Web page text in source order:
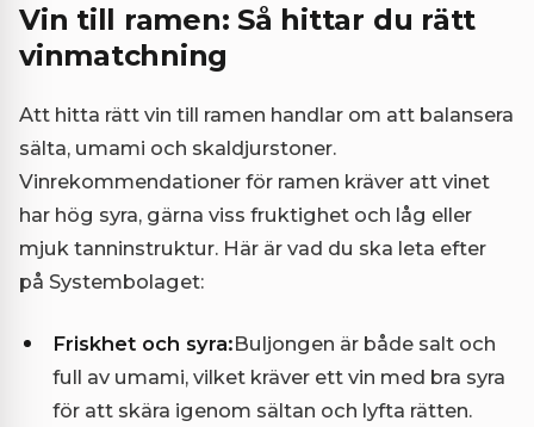
Vin till ramen: Så hittar du rätt
vinmatchning
Att hitta rätt vin till ramen handlar om att balansera
sälta, umami och skaldjurstoner.
Vinrekommendationer för ramen kräver att vinet
har hög syra, gärna viss fruktighet och låg eller
mjuk tanninstruktur. Här är vad du ska leta efter
på Systembolaget:
Friskhet och syra:Buljongen är både salt och
full av umami, vilket kräver ett vin med bra syra
för att skära igenom sältan och lyfta rätten.